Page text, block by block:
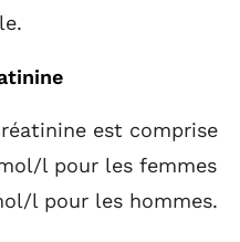
est comprise
l pour les femmes
l pour les hommes.